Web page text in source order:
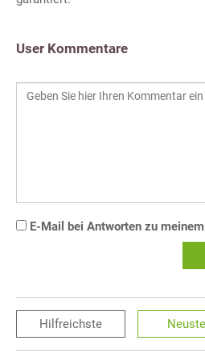
User Kommentare
E-Mail bei Antworten zu
Hilfreichste Neuste